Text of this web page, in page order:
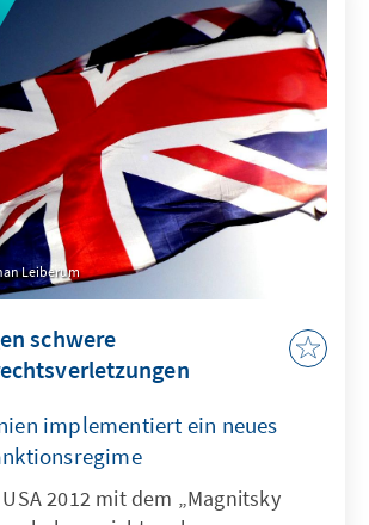
июля 2020 года и в 49 случаях
санкции против субъектов
Аравии, Мьянмы и
ЕС также стремится к
введению "умных" санкций в
человека.
Leiberum
schwere
implementiert ein neues
2012 mit dem „Magnitsky